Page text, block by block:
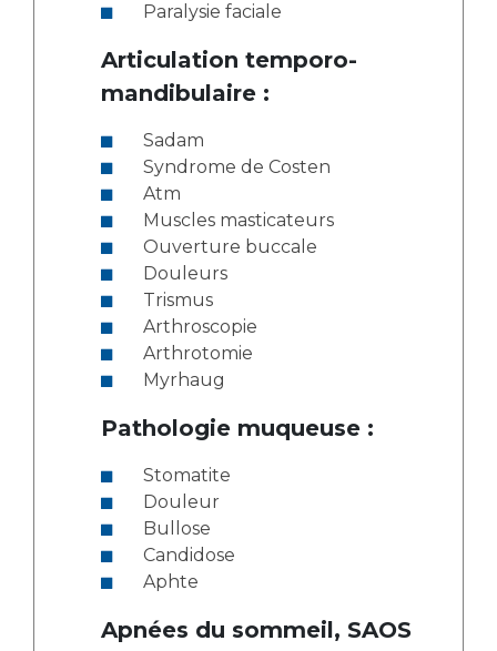
Paralysie faciale
Articulation temporo-
mandibulaire :
Sadam
Syndrome de Costen
Atm
Muscles masticateurs
Ouverture buccale
Douleurs
Trismus
Arthroscopie
Arthrotomie
Myrhaug
Pathologie muqueuse :
Stomatite
Douleur
Bullose
Candidose
Aphte
Apnées du sommeil, SAOS